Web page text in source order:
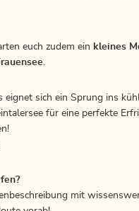
euch zudem ein kleines
eignet sich ein Sprung ins
für eine perfekte
mit